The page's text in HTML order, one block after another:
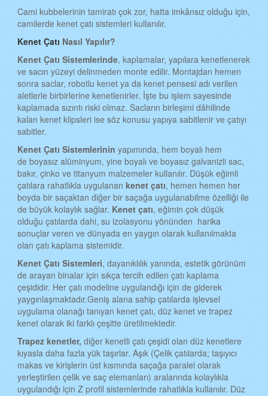
SAMSUN KENET ÇATI
SİİRT KENET ÇATI
SİNOP KENET ÇATI
SİVAS KENET ÇATI
TEKİRDAĞ KENET ÇATI
TOKAT KENET ÇATI
TRABZON KENET ÇATI
ŞANLIURFA KENET ÇATI
TUNCELİ KENET ÇATI
UŞAK KENET ÇATI
VAN KENET ÇATI
ZONGULDAK KENET ÇATI
AKSARAY KENET ÇATI
BAYBURT KENET ÇATI
KARAMAN KENET ÇATI
KIRIKKALE KENET ÇATI
BATMAN KENET ÇATI
Cami kubbelerinin tamiratı çok zor, hatta imkânsız olduğu için,
camilerde kenet çatı sistemleri kullanılır.
Kenet Çatı Nasıl Yapılır?
KenetÇatıSistemlerinde, kaplamalar, yapılara kenetlenerek
ve sacın yüzeyi delinmeden monte edilir. Montajdan hemen
sonra saclar, robotlu kenet ya da kenet pensesi adı verilen
aletlerle birbirlerine kenetlenirler. İşte bu işlem sayesinde
kaplamada sızıntı riski olmaz. Sacların birleşimi dâhilinde
kalan kenet klipsleri ise söz konusu yapıya sabitlenir ve çatıyı
sabitler.
KenetÇatıSistemlerininyapımında, hem boyalı hem
de boyasız alüminyum, yine boyalı ve boyasız galvanizli sac,
bakır, çinko ve titanyum malzemeler kullanılır. Düşük eğimli
çatılara rahatlıkla uygulanankenet çatı, hemen hemen her
boyda bir saçaktan diğer bir saçağa uygulanabilme özelliği ile
de büyük kolaylık sağlar. Kenet çatı, eğimin çok düşük
olduğu çatılarda dahi, su izolasyonu yönünden harika
sonuçlar veren ve dünyada en yaygın olarak kullanılmakta
olan çatı kaplama sistemidir.
KenetÇatıSistemleri, dayanıklılık yanında, estetik görünüm
de arayan binalar için sıkça tercih edilen çatı kaplama
çeşididir. Her çatı modeline uygulandığı için de giderek
yaygınlaşmaktadır.Geniş alana sahip çatılarda işlevsel
uygulama olanağı tanıyan kenet çatı, düz kenet ve trapez
kenet olarak iki farklı çeşitte üretilmektedir.
Trapez kenetler,diğer kenetli çatı çeşidi olan düz kenetlere
kıyasla daha fazla yük taşırlar. Aşık (Çelik çatılarda; taşıyıcı
makas ve kirişlerin üst kısmında saçağa paralel olarak
yerleştirilen çelik ve saç elemanları) aralarında kolaylıkla
uygulandığı için Z profil sistemlerinde rahatlıkla kullanılır. Düz